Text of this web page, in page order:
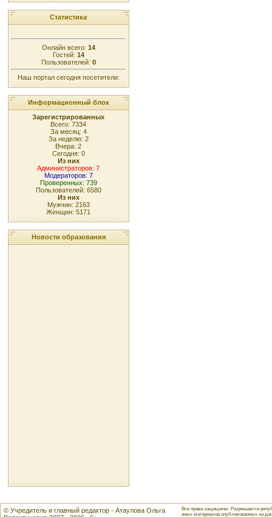
Статистика
Онлайн всего: 14
Гостей: 14
Пользователей: 0
Наш портал сегодня посетители:
Информационный блок
Зарегистрированных
Всего: 7334
За месяц: 4
За неделю: 2
Вчера: 2
Сегодня: 0
Из них
Администраторов: 7
Модераторов: 7
Проверенных: 739
Пользователей: 6580
Из них
Мужчин: 2163
Женщин: 5171
Новости образования
© Учредитель и главный редактор - Атаулова Ольга
Все права защищены. Разрешается
иных материалов опубликованных на